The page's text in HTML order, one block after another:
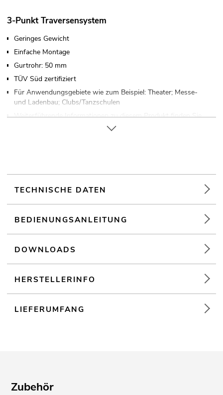
3-Punkt Traversensystem
Geringes Gewicht
Einfache Montage
Gurtrohr: 50 mm
TÜV Süd zertifiziert
Für Anwendungsgebiete wie zum Beispiel: Theater; Messe-
und Ladenbau; Clubs/Tanzschulen
Weiterführende Informationen zu diesem Produkt finden Sie
unter "Downloads" im Datenblatt
TECHNISCHE DATEN
BEDIENUNGSANLEITUNG
DOWNLOADS
HERSTELLERINFO
LIEFERUMFANG
Zubehör